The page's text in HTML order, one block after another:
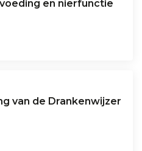
en nierfunctie
van de Drankenwijzer